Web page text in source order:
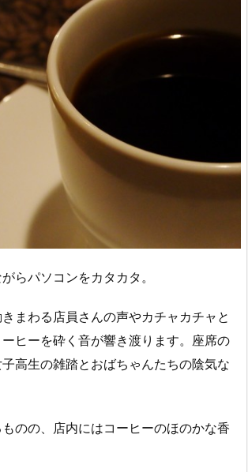
らパソコンをカタカタ。
まわる店員さんの声やカチャカチャと
ヒーを砕く音が響き渡ります。座席の
高生の雑踏とおばちゃんたちの陰気な
のの、店内にはコーヒーのほのかな香